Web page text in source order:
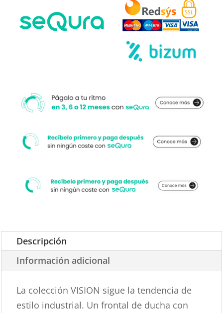
tratamiento
NEGRO
MATE.
Descripción
Información adicional
La colección VISION sigue la tendencia de
estilo industrial. Un frontal de ducha con